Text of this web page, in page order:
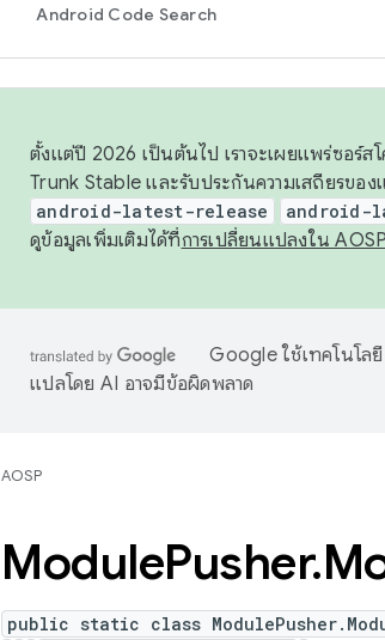
Android Code Search
ตั้งแต่ปี 2026 เป็นต้นไป เราจะเผยแพร่ซอร์
Trunk Stable และรับประกันความเสถียรขอ
android-latest-release android-
ดูข้อมูลเพิ่มเติมได้ที่การเปลี่ยนแปลงใน AOSP
Google ใช้เทคโนโล
แปลโดย AI อาจมีข้อผิดพลาด
AOSP
ModulePusher.
public static class